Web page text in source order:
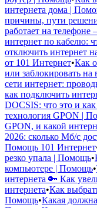
интернета дома |
причины, пути
работает на
интернет по кабелю:
отключить интернет
от 101 Интернет•Как
или заблокировать
сети интернет:
как подключить
DOCSIS: что это и
технология GPON |
GPON, и какой
2026: сколько Мб/с
Помощь 101 Интернет
резко упала | Помощь•
компьютере | Помощь•
интернета 🔑 Как
интернета•Как
Помощь•Какая